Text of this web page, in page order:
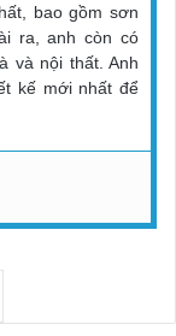
bao gồm sơn
ra, anh còn có
và nội thất. Anh
kế mới nhất để